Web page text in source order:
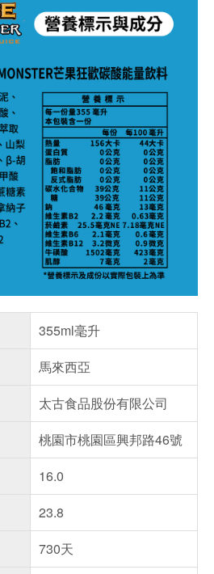
355ml毫升
馬來西亞
太古食品股份有限公司
桃園市桃園區興邦路46號
16.0
23.8
730天